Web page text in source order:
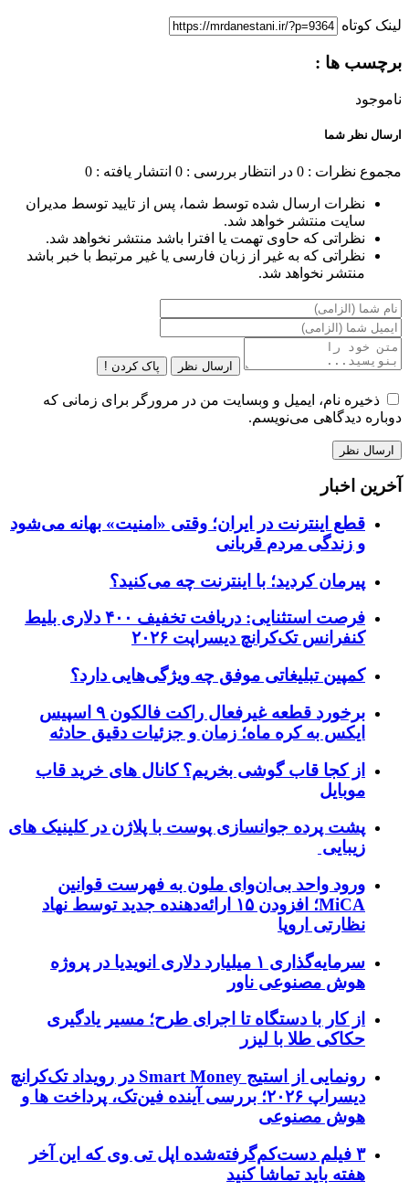
لینک کوتاه
برچسب ها :
ناموجود
ارسال نظر شما
مجموع نظرات : 0 در انتظار بررسی : 0 انتشار یافته : 0
نظرات ارسال شده توسط شما، پس از تایید توسط مدیران
سایت منتشر خواهد شد.
نظراتی که حاوی تهمت یا افترا باشد منتشر نخواهد شد.
نظراتی که به غیر از زبان فارسی یا غیر مرتبط با خبر باشد
منتشر نخواهد شد.
ارسال نظر پاک کردن !
ذخیره نام، ایمیل و وبسایت من در مرورگر برای زمانی که
دوباره دیدگاهی می‌نویسم.
آخرین اخبار
قطع اینترنت در ایران؛ وقتی «امنیت» بهانه می‌شود
و زندگی مردم قربانی
پیرمان کردید؛ با اینترنت چه می‌کنید؟
فرصت استثنایی: دریافت تخفیف ۴۰۰ دلاری بلیط
کنفرانس تک‌کرانچ دیسراپت ۲۰۲۶
کمپین تبلیغاتی موفق چه ویژگی‌هایی دارد؟
برخورد قطعه غیرفعال راکت فالکون ۹ اسپیس
ایکس به کره ماه؛ زمان و جزئیات دقیق حادثه
از کجا قاب گوشی بخریم؟ کانال های خرید قاب
موبایل
پشت پرده جوانسازی پوست با پلاژن در کلینیک های
زیبایی
ورود واحد بی‌ان‌وای ملون به فهرست قوانین
MiCA؛ افزودن ۱۵ ارائه‌دهنده جدید توسط نهاد
نظارتی اروپا
سرمایه‌گذاری ۱ میلیارد دلاری انویدیا در پروژه
هوش مصنوعی ناور
از کار با دستگاه تا اجرای طرح؛ مسیر یادگیری
حکاکی طلا با لیزر
رونمایی از استیج Smart Money در رویداد تک‌کرانچ
دیسراپ ۲۰۲۶؛ بررسی آینده فین‌تک، پرداخت‌ ها و
هوش مصنوعی
۳ فیلم دست‌کم‌گرفته‌شده اپل تی وی که این آخر
هفته باید تماشا کنید